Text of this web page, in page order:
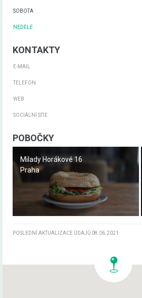
SOBOTA
NEDĚLE
KONTAKTY
E-MAIL
TELEFON
WEB
SOCIÁLNÍ SÍTĚ:
POBOČKY
Milady Horákové 16
Praha
POSLEDNÍ AKTUALIZACE ÚDAJŮ 08.06.2021